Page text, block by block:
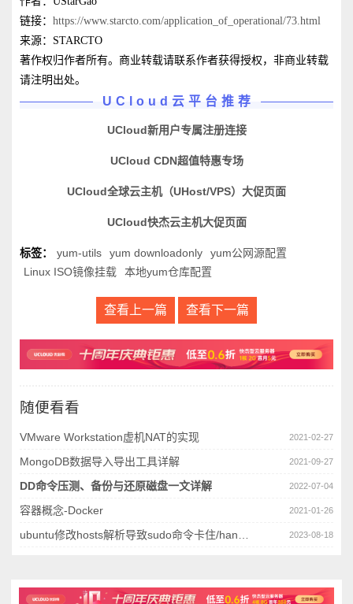
链接： https://www.starcto.com/application_of_operational/73.html
来源：STARCTO
著作权归作者所有。商业转载请联系作者获得授权，非商业转载
请注明出处。
UCloud云平台推荐
UCloud新用户专属注册连接
UCloud CDN超值特惠专场
UCloud全球云主机（UHost/VPS）大促页面
UCloud快杰云主机大促页面
标签： yum-utils yum downloadonly
yum公网源配置
Linux ISO镜像挂载
本地yum仓库配置
查看上一篇 查看下一篇
随便看看
2021-02-27
VMware Workstation虚机NAT的实现
2021-09-27
MongoDB数据导入导出工具详解
2022-07-04
DD命令压测、备份与还原磁盘一文详解
2021-01-26
容器概念-Docker
2023-08-18
ubuntu修改hosts解析导致sudo命令卡住/hang住